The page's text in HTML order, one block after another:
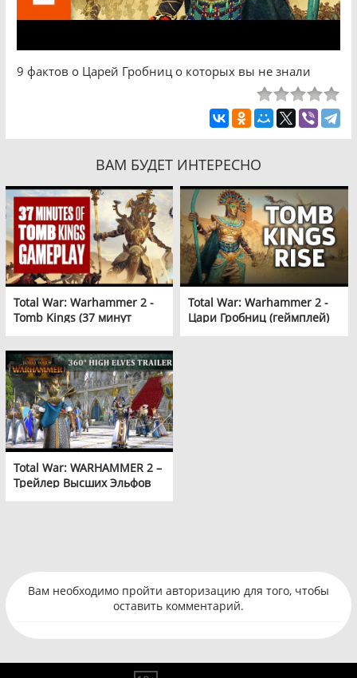
9 фактов о Царей Гробниц о которых вы не знали
ВАМ БУДЕТ ИНТЕРЕСНО
Total War: Warhammer 2 -
Tomb Kings (37 минут
сражений)
Total War: Warhammer 2 -
Цари Гробниц (геймплей)
Total War: WARHAMMER 2 –
Трейлер Высших Эльфов
Вам необходимо пройти авторизацию для того, чтобы
оставить комментарий.